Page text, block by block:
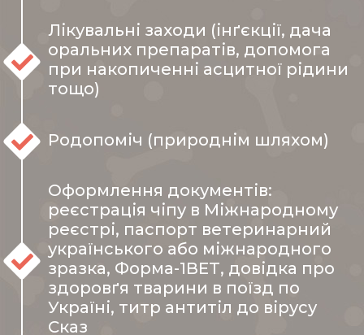
Лікувальні заходи (інґєкції, дача
оральних препаратів, допомога
при накопиченні асцитної рідини
тощо)
Родопоміч (природнім шляхом)
Оформлення документів:
реєстрація чіпу в Міжнародному
реєстрі, паспорт ветеринарний
українського або міжнародного
зразка, Форма-1ВЕТ, довідка про
здоровґя тварини в поїзд по
Україні, титр антитіл до вірусу
Сказ